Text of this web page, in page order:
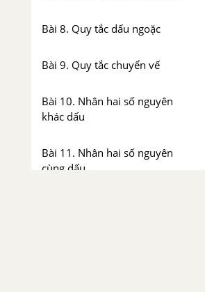
Bài 8. Quy tắc dấu ngoặc
Bài 9. Quy tắc chuyển vế
Bài 10. Nhân hai số nguyên
khác dấu
Bài 11. Nhân hai số nguyên
cùng dấu